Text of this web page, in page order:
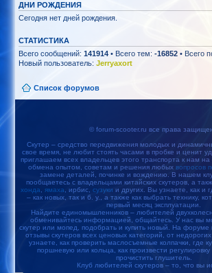
ДНИ РОЖДЕНИЯ
Сегодня нет дней рождения.
СТАТИСТИКА
Всего сообщений:141914 • Всего тем:-16852 • Всего
Новый пользователь:Jerryaxort
Список форумов
© forum-scooter.ru все права
Скутер – средство передвижения молодых и
свое время, не любит стоять часами в пробке и ценит
приглашаем всех владельцев этого транспорта к нам
обмена опытом, советам и решения любых вопросов
замене деталей, починке и вождению. В нашем
пообщаетесь с владельцами китайских скутеров, а
хонда
ямаха , ирбис, сузуки и других. Вы узнаете, как и
– как новых, так и б. у., а также как выбрать технику,
первый месяц эксплуатации.
Найдите единомышленников – любителей
обменивайтесь информацией, общайтесь. У нас вы
скутер или мопед, подобрать и купить новый. На форуме
отзывы скутеров всех ценовых категорий, от
узнаете, как проверить маслосъемные колпачки, где
поршневую или кольца, как произвести
прочистить глушитель.
Клуб любителей скутеров – то, что вы